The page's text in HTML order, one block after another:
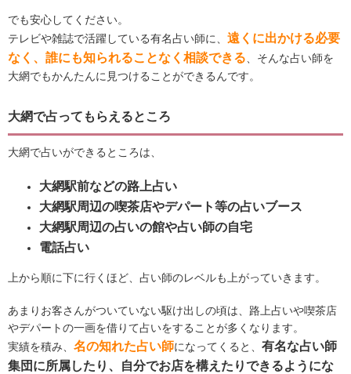
でも安心してください。
テレビや雑誌で活躍している有名占い師に、 遠くに出かける必要
なく、誰にも知られることなく相談できる、そんな占い師を
大網でもかんたんに見つけることができるんです。
大網で占ってもらえるところ
大網で占いができるところは、
大網駅前などの路上占い
大網駅周辺の喫茶店やデパート等の占いブース
大網駅周辺の占いの館や占い師の自宅
電話占い
上から順に下に行くほど、占い師のレベルも上がっていきます。
あまりお客さんがついていない駆け出しの頃は、路上占いや喫茶店
やデパートの一画を借りて占いをすることが多くなります。
実績を積み、 名の知れた占い師になってくると、 有名な占い師
集団に所属したり、自分でお店を構えたりできるようにな